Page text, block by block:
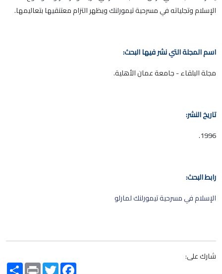
الإسلام وتجلياته في مسرحية تيمورلنك ويظهر التزام معتنقيها بتعاليمها.
اسم المجلة التي نشر فيها البحث:
مجلة البلقاء - جامعة عمان الأهلية.
تاريخ النشر:
1996.
رابط البحث:
الإسلام في مسرحية تيمورلنك لمارلو
شارك على:
Share PrintTwitterFacebook